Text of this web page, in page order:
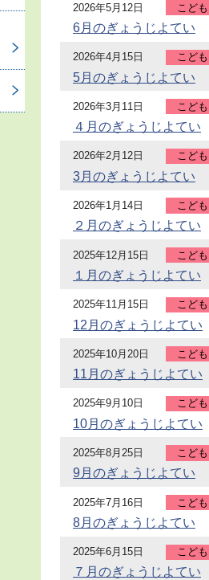
2026年5月12日 こども
6月のぎょうじよてい
2026年4月15日 こども
5月のぎょうじよてい
2026年3月11日 こども
４月のぎょうじよてい
2026年2月12日 こども
3月のぎょうじよてい
2026年1月14日 こども
２月のぎょうじよてい
2025年12月15日 こども
１月のぎょうじよてい
2025年11月15日 こども
12月のぎょうじよてい
2025年10月20日 こども
11月のぎょうじよてい
2025年9月10日 こども
10月のぎょうじよてい
2025年8月25日 こども
9月のぎょうじよてい
2025年7月16日 こども
8月のぎょうじよてい
2025年6月15日 こども
７月のぎょうじよてい